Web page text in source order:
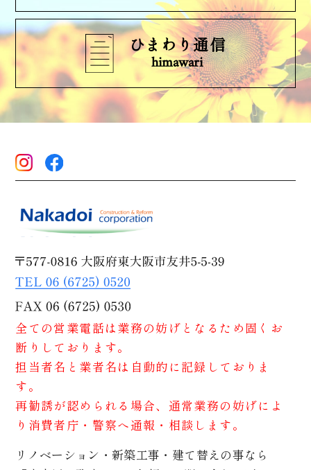
ひまわり通信
himawari
全ての営業電話は業務の妨げとなるため固くお
断りしております。
担当者名と業者名は自動的に記録しておりま
す。
再勧誘が認められる場合、通常業務の妨げによ
り消費者庁・警察へ通報・相談します。
リノベーション・新築工事・建て替えの事なら